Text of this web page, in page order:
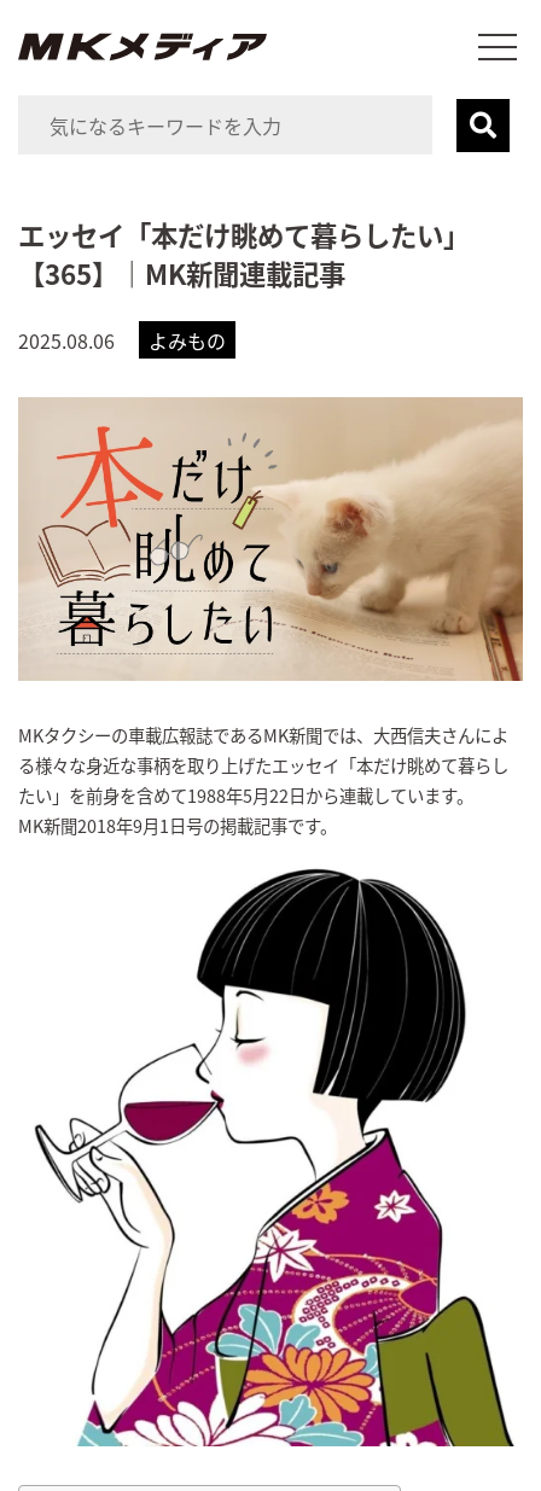
エッセイ「本だけ眺めて暮らしたい」
【365】｜MK新聞連載記事
2025.08.06 よみもの
MKタクシーの車載広報誌であるMK新聞では、大西信夫さんによ
る様々な身近な事柄を取り上げたエッセイ「本だけ眺めて暮らし
たい」を前身を含めて1988年5月22日から連載しています。
MK新聞2018年9月1日号の掲載記事です。